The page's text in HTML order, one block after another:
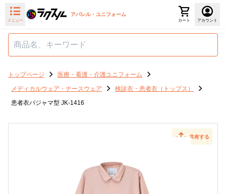
メニュー
アパレル・ユニフォーム
カート アカウント
トップページ
医療・看護・介護ユニフォーム
メディカルウェア・ナースウェア
検診衣・患者衣（トップス）
患者衣パジャマ型 JK-1416
共有する